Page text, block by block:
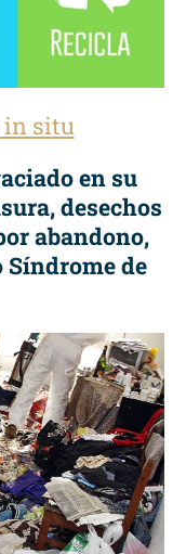
in situ
en su
desechos
abandono,
Síndrome de